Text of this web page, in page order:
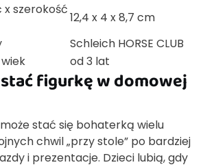
x szerokość
12,4 x 4 x 8,7 cm
Schleich HORSE CLUB
od 3 lat
figurkę w domowej
stać się bohaterką wielu
chwil „przy stole” po bardziej
i prezentacje. Dzieci lubią, gdy